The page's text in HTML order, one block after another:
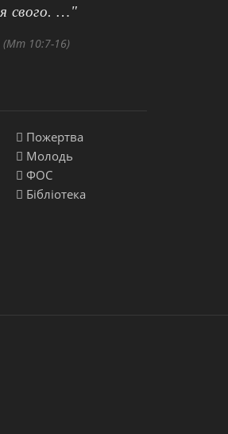
свого. …"
(Мт 10:7-16)
Пожертва
Молодь
ФОС
Бібліотека